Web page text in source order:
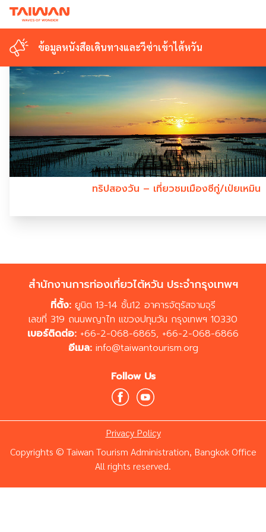
ข้อมูลหนังสือเดินทางและวีซ่าเข้าไต้หวัน
ข้อมูลหนังสือเดินทางและวีซ่าเข้าไต้หวัน
ทริปสองวัน – เที่ยวชมเมืองซีกู่/เป่ยเหมิน
สำนักงานการท่องเที่ยวไต้หวัน ประจำกรุงเทพฯ
ที่ตั้ง: ยูนิต 13-14 ชั้น12 อาคารจัตุรัสจามจุรี
เลขที่ 319 ถนนพญาไท แขวงปทุมวัน กรุงเทพฯ 10330
เบอร์ติดต่อ: +66-2-068-6865, +66-2-068-6866
อีเมล: info@taiwantourism.org
Follow Us
Privacy Policy
Copyrights © Taiwan Tourism Administration, Bangkok Office
All rights reserved.